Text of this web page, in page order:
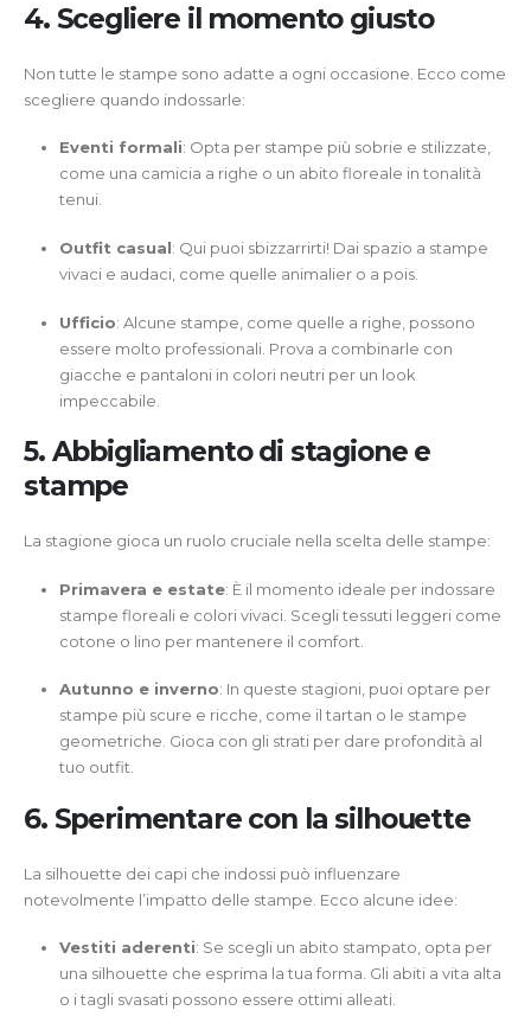
4. Scegliere il momento giusto
Non tutte le stampe sono adatte a ogni occasione. Ecco come
scegliere quando indossarle:
Eventi formali: Opta per stampe più sobrie e stilizzate,
come una camicia a righe o un abito floreale in tonalità
tenui.
Outfit casual: Qui puoi sbizzarrirti! Dai spazio a stampe
vivaci e audaci, come quelle animalier o a pois.
Ufficio: Alcune stampe, come quelle a righe, possono
essere molto professionali. Prova a combinarle con
giacche e pantaloni in colori neutri per un look
impeccabile.
5. Abbigliamento di stagione e
stampe
La stagione gioca un ruolo cruciale nella scelta delle stampe:
Primavera e estate: È il momento ideale per indossare
stampe floreali e colori vivaci. Scegli tessuti leggeri come
cotone o lino per mantenere il comfort.
Autunno e inverno: In queste stagioni, puoi optare per
stampe più scure e ricche, come il tartan o le stampe
geometriche. Gioca con gli strati per dare profondità al
tuo outfit.
6. Sperimentare con la silhouette
La silhouette dei capi che indossi può influenzare
notevolmente l’impatto delle stampe. Ecco alcune idee:
Vestiti aderenti: Se scegli un abito stampato, opta per
una silhouette che esprima la tua forma. Gli abiti a vita alta
o i tagli svasati possono essere ottimi alleati.